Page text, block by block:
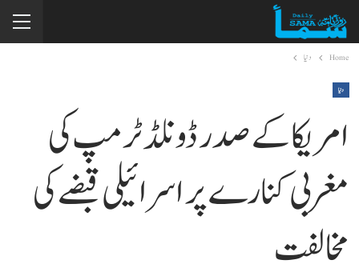
Home دنیا
دنیا
امریکا کے صدر ڈونلڈ ٹرمپ کی
مغربی کنارے پر اسرائیلی قبضے کی
مخالفت